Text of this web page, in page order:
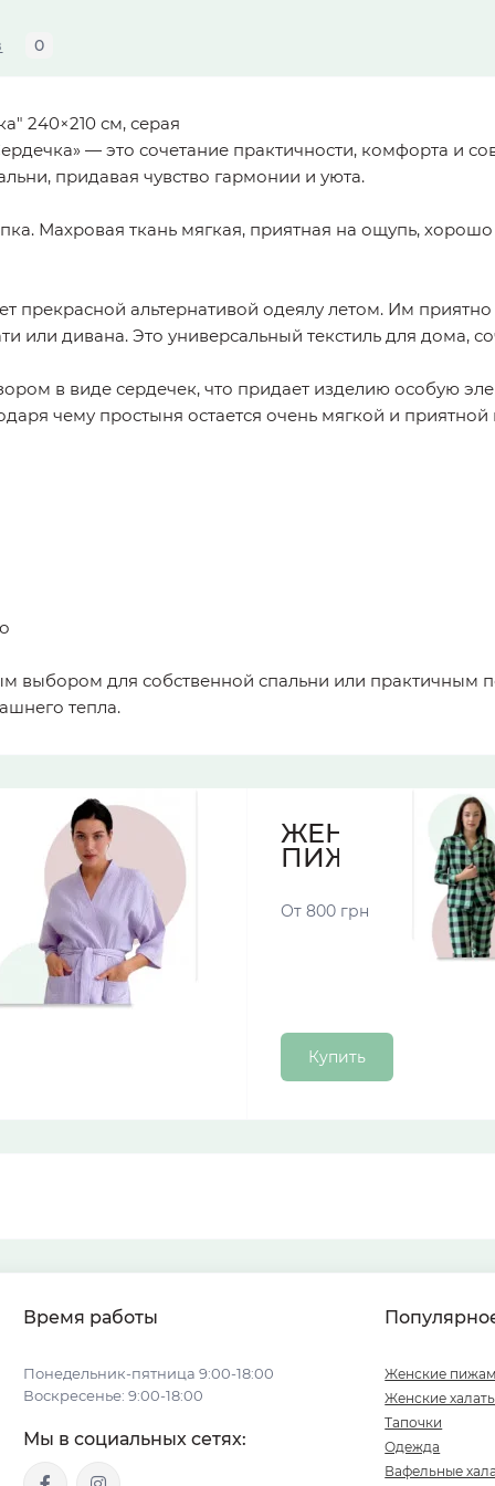
0
240×210 см, серая
— это сочетание практичности, комфорта и
придавая чувство гармонии и уюта.
Махровая ткань мягкая, приятная на ощупь,
прекрасной альтернативой одеялу летом. Им
или дивана. Это универсальный текстиль для дома,
в виде сердечек, что придает изделию особую
чему простыня остается очень мягкой и приятной
выбором для собственной спальни или
тепла.
ЖЕНСКИЕ
ПИЖАМЫ
От 800 грн
Купить
Время работы
Понедельник-пятница 9:00-18:00
Воскресенье: 9:00-18:00
Мы в социальных сетях:
Женские
Женские
Тапочки
Одежда
Вафельные